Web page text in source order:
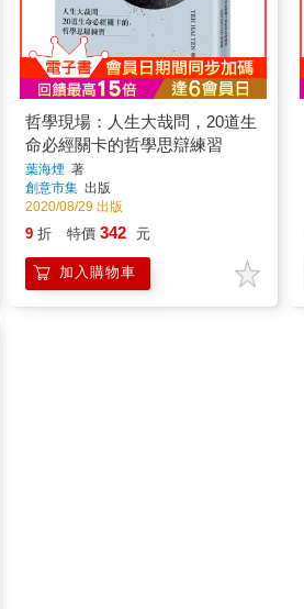
哲學現場：人生大哉問，20道生
命必經關卡的哲學思辯練習
葉海煙 著
創意市集 出版
2020/08/29 出版
9 折 特價 342 元
加入購物車